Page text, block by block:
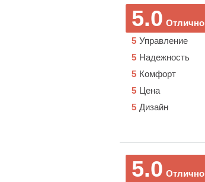
Отлично
5.0
Управление
5
Надежность
5
Комфорт
5
Цена
5
Дизайн
5
Отлично
5.0